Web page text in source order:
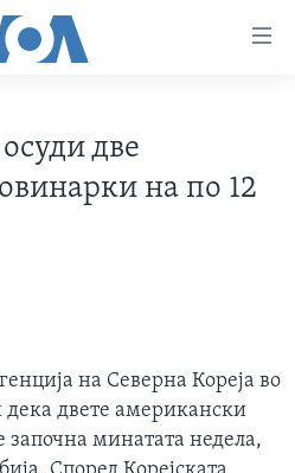
- АРХИВА
две
на по 12
на Северна Кореја во
двете американски
минатата недела,